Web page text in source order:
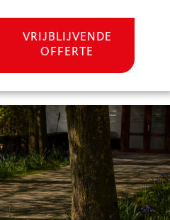
VRIJBLIJVENDE
OFFERTE